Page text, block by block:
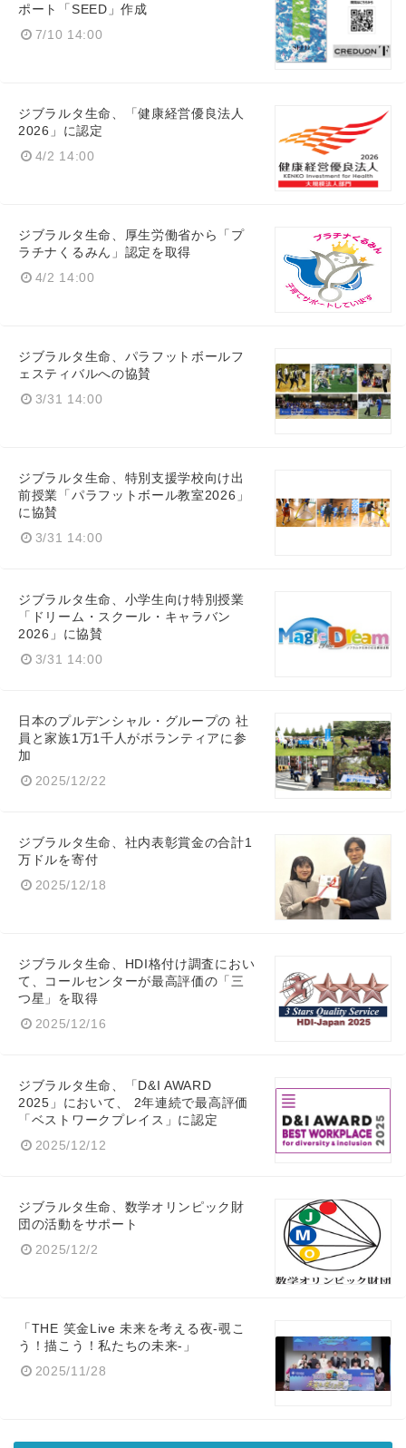
ポート「SEED」作成
7/10 14:00
ジブラルタ生命、「健康経営優良法人
2026」に認定
4/2 14:00
ジブラルタ生命、厚生労働省から「プ
ラチナくるみん」認定を取得
4/2 14:00
ジブラルタ生命、パラフットボールフ
ェスティバルへの協賛
3/31 14:00
ジブラルタ生命、特別支援学校向け出
前授業「パラフットボール教室2026」
に協賛
3/31 14:00
ジブラルタ生命、小学生向け特別授業
「ドリーム・スクール・キャラバン
2026」に協賛
3/31 14:00
日本のプルデンシャル・グループの 社
員と家族1万1千人がボランティアに参
加
2025/12/22
ジブラルタ生命、社内表彰賞金の合計1
万ドルを寄付
2025/12/18
ジブラルタ生命、HDI格付け調査におい
て、コールセンターが最高評価の「三
つ星」を取得
2025/12/16
ジブラルタ生命、「D&I AWARD
2025」において、 2年連続で最高評価
「ベストワークプレイス」に認定
2025/12/12
ジブラルタ生命、数学オリンピック財
団の活動をサポート
2025/12/2
「THE 笑金Live 未来を考える夜-覗こ
う！描こう！私たちの未来-」
2025/11/28